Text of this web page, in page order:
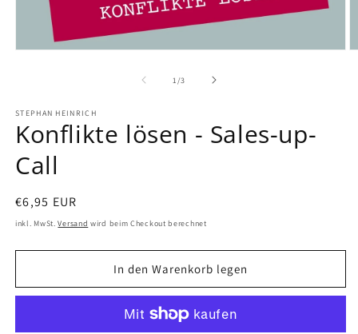
1 /von
3
STEPHAN HEINRICH
Konflikte lösen - Sales-up-
Call
Normaler
Preis
€6,95 EUR
inkl. MwSt.Versand wird beim Checkout berechnet
In den Warenkorb legen